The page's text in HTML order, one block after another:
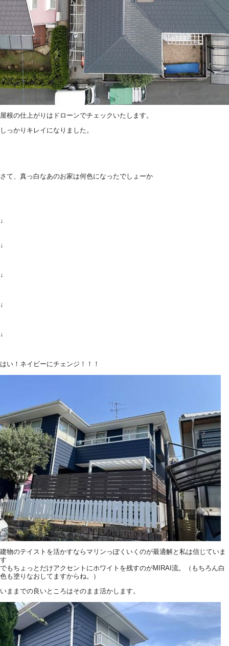
屋根の仕上がりはドローンでチェックいたします。
しっかりキレイになりました。
さて、真っ白なあのお家は何色になったでしょーか
↓
↓
↓
↓
↓
はい！ネイビーにチェンジ！！！
建物のテイストを活かすならマリンっぽくいくのが最適解と私は信じていま
す
でもちょっとだけアクセントにホワイトを残すのがMIRAI流。（もちろん白
色も塗りなおしてますからね。）
いままでの良いところはそのまま活かします。